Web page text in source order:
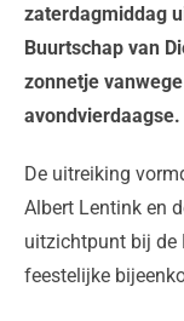
zaterdagmiddag
Buurtschap van
zonnetje
avondvierdaagse.
De uitreiking
Albert Lentink en
uitzichtpunt bij de
feestelijke